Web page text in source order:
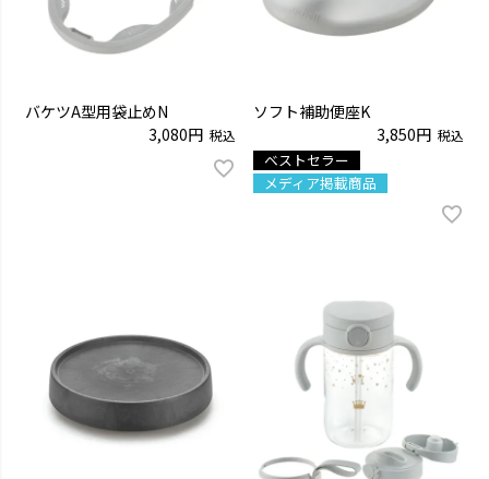
バケツA型用袋止めN
3,080
税込
ソフト補助便座K
3,850
税込
ベストセラー
メディア掲載商品